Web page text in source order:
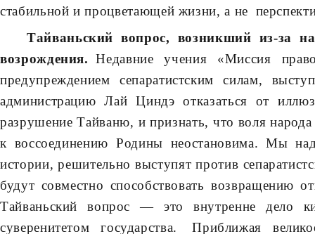
стабильной и процветающей жизни, а не
Тайваньский вопрос, возникший из-за
возрождения.Недавние учения «Миссия
предупреждением сепаратистским силам,
администрацию Лай Циндэ отказаться от
разрушение Тайваню, и признать, что воля
к воссоединению Родины неостановима. Мы
истории, решительно выступят против
будут совместно способствовать возвращению
Тайваньский вопрос — это внутренне дело
суверенитетом государства. Приближая